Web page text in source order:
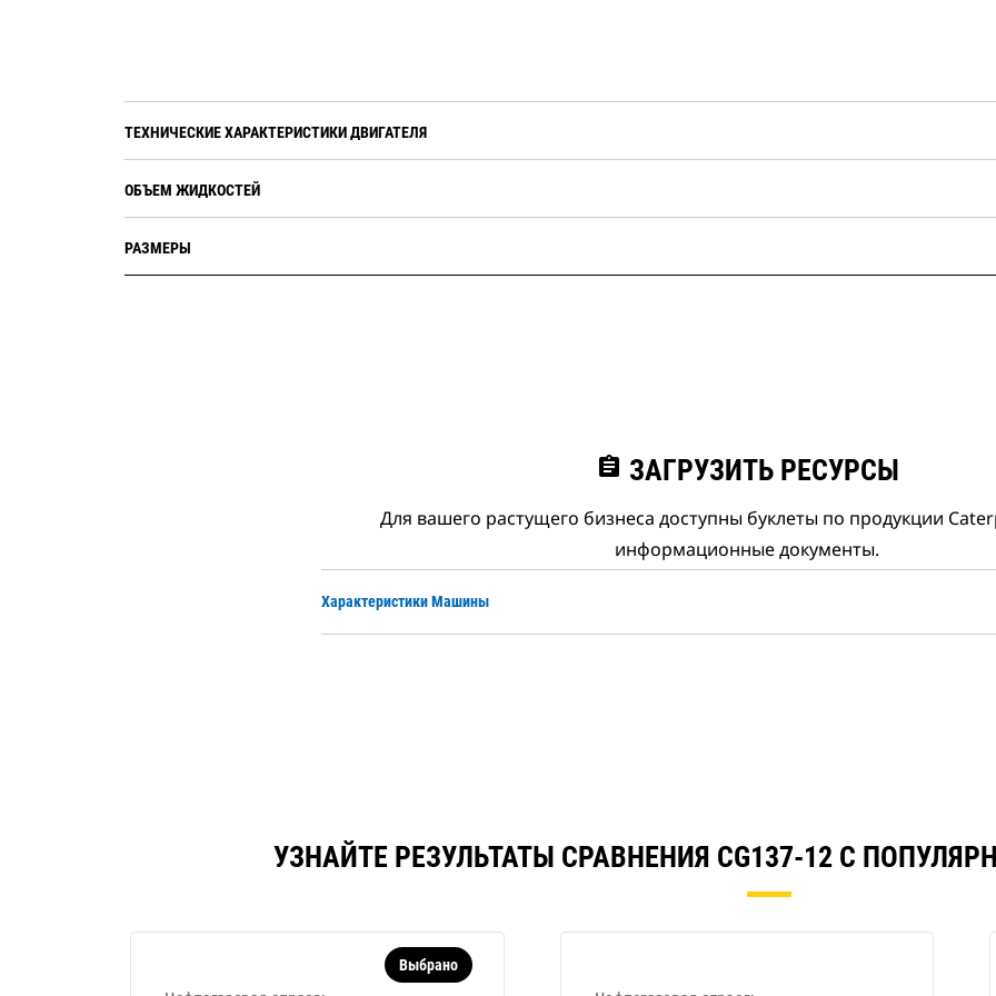
ТЕХНИЧЕСКИЕ ХАРАКТЕРИСТИКИ ДВИГАТЕЛЯ
ОБЪЕМ ЖИДКОСТЕЙ
РАЗМЕРЫ
assignment ЗАГРУЗИТЬ РЕСУРСЫ
Для вашего растущего бизнеса доступны буклеты по продукции
информационные документы.
Характеристики Машины
УЗНАЙТЕ РЕЗУЛЬТАТЫ СРАВНЕНИЯ CG137-12 С
Выбрано